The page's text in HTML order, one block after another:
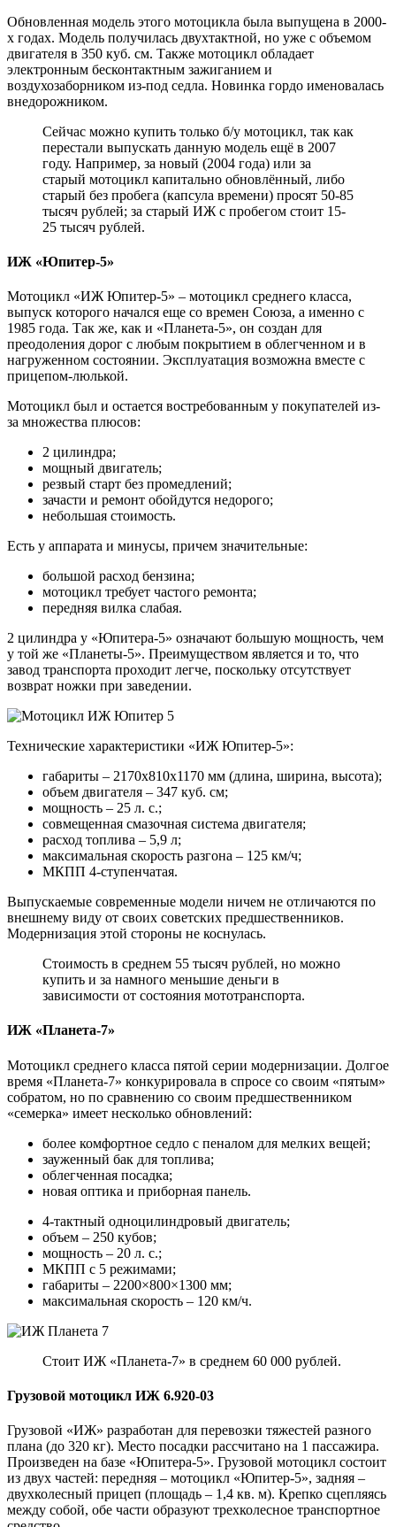
Обновленная модель этого мотоцикла была выпущена в 2000-
х годах. Модель получилась двухтактной, но уже с объемом
двигателя в 350 куб. см. Также мотоцикл обладает
электронным бесконтактным зажиганием и
воздухозаборником из-под седла. Новинка гордо именовалась
внедорожником.
Сейчас можно купить только б/у мотоцикл, так как
перестали выпускать данную модель ещё в 2007
году. Например, за новый (2004 года) или за
старый мотоцикл капитально обновлённый, либо
старый без пробега (капсула времени) просят 50-85
тысяч рублей; за старый ИЖ с пробегом стоит 15-
25 тысяч рублей.
ИЖ «Юпитер-5»
Мотоцикл «ИЖ Юпитер-5» – мотоцикл среднего класса,
выпуск которого начался еще со времен Союза, а именно с
1985 года. Так же, как и «Планета-5», он создан для
преодоления дорог с любым покрытием в облегченном и в
нагруженном состоянии. Эксплуатация возможна вместе с
прицепом-люлькой.
Мотоцикл был и остается востребованным у покупателей из-
за множества плюсов:
2 цилиндра;
мощный двигатель;
резвый старт без промедлений;
зачасти и ремонт обойдутся недорого;
небольшая стоимость.
Есть у аппарата и минусы, причем значительные:
большой расход бензина;
мотоцикл требует частого ремонта;
передняя вилка слабая.
2 цилиндра у «Юпитера-5» означают большую мощность, чем
у той же «Планеты-5». Преимуществом является и то, что
завод транспорта проходит легче, поскольку отсутствует
возврат ножки при заведении.
Технические характеристики «ИЖ Юпитер-5»:
габариты – 2170х810х1170 мм (длина, ширина, высота);
объем двигателя – 347 куб. см;
мощность – 25 л. с.;
совмещенная смазочная система двигателя;
расход топлива – 5,9 л;
максимальная скорость разгона – 125 км/ч;
МКПП 4-ступенчатая.
Выпускаемые современные модели ничем не отличаются по
внешнему виду от своих советских предшественников.
Модернизация этой стороны не коснулась.
Стоимость в среднем 55 тысяч рублей, но можно
купить и за намного меньшие деньги в
зависимости от состояния мототранспорта.
ИЖ «Планета-7»
Мотоцикл среднего класса пятой серии модернизации. Долгое
время «Планета-7» конкурировала в спросе со своим «пятым»
собратом, но по сравнению со своим предшественником
«семерка» имеет несколько обновлений:
более комфортное седло с пеналом для мелких вещей;
зауженный бак для топлива;
облегченная посадка;
новая оптика и приборная панель.
4-тактный одноцилиндровый двигатель;
объем – 250 кубов;
мощность – 20 л. с.;
МКПП с 5 режимами;
габариты – 2200×800×1300 мм;
максимальная скорость – 120 км/ч.
Стоит ИЖ «Планета-7» в среднем 60 000 рублей.
Грузовой мотоцикл ИЖ 6.920-03
Грузовой «ИЖ» разработан для перевозки тяжестей разного
плана (до 320 кг). Место посадки рассчитано на 1 пассажира.
Произведен на базе «Юпитера-5». Грузовой мотоцикл состоит
из двух частей: передняя – мотоцикл «Юпитер-5», задняя –
двухколесный прицеп (площадь – 1,4 кв. м). Крепко сцепляясь
между собой, обе части образуют трехколесное транспортное